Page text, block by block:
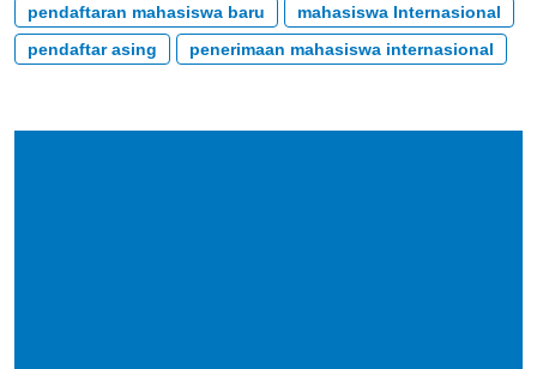
pendaftaran mahasiswa baru
mahasiswa Internasional
pendaftar asing
penerimaan mahasiswa internasional